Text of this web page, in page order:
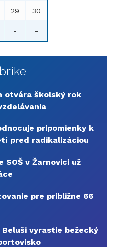
29 30
- -
otvára školský rok
pripomienky k
pred radikalizáciou
SOŠ v Žarnovici už
pre približne 66
vyrastie bežecký